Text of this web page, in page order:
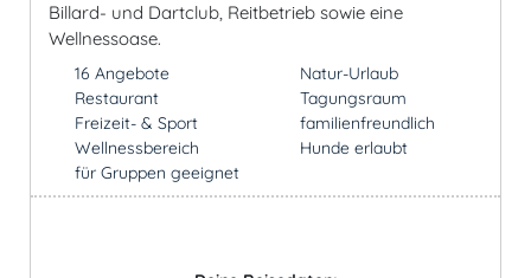
Billard- und Dartclub, Reitbetrieb sowie eine
Wellnessoase.
16 Angebote
Restaurant
Freizeit- & Sport
Wellnessbereich
für Gruppen geeignet
Natur-Urlaub
Tagungsraum
familienfreundlich
Hunde erlaubt